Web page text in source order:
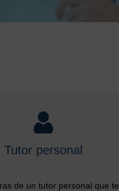
Tutor personal
de un tutor personal que te